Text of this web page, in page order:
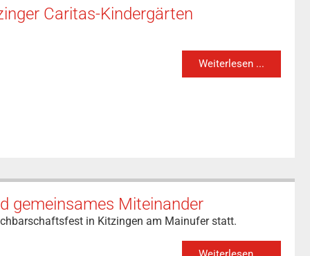
Caritas-Kindergärten
Weiterlesen ...
gemeinsames Miteinander
in Kitzingen am Mainufer statt.